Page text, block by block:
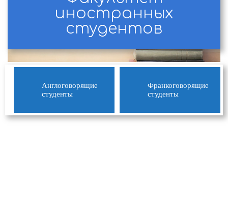
иностранных
студентов
Англоговорящие
студенты
Франкоговорящие
студенты